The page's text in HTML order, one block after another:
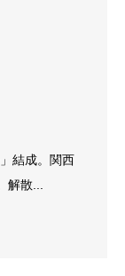
結成。関西
散...